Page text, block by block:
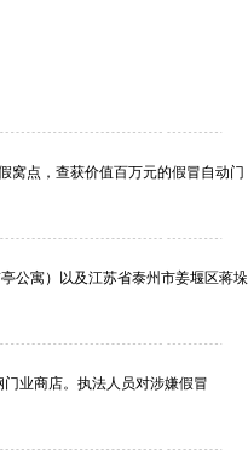
窝点，查获价值百万元的假冒自动门
公寓）以及江苏省泰州市姜堰区蒋垛
业商店。执法人员对涉嫌假冒